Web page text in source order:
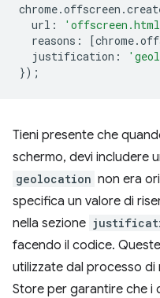
chrome.offscreen .
url :
reasons : [chrome.
justification :
});
Tieni presente che
schermo, devi includere
geolocation non era
specifica un valore di
nella sezione
facendo il codice.
utilizzate dal processo di
Store per garantire che i